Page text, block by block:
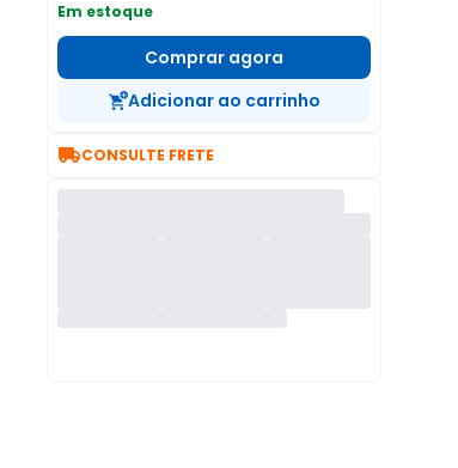
Em estoque
Comprar agora
Adicionar ao carrinho
CONSULTE FRETE